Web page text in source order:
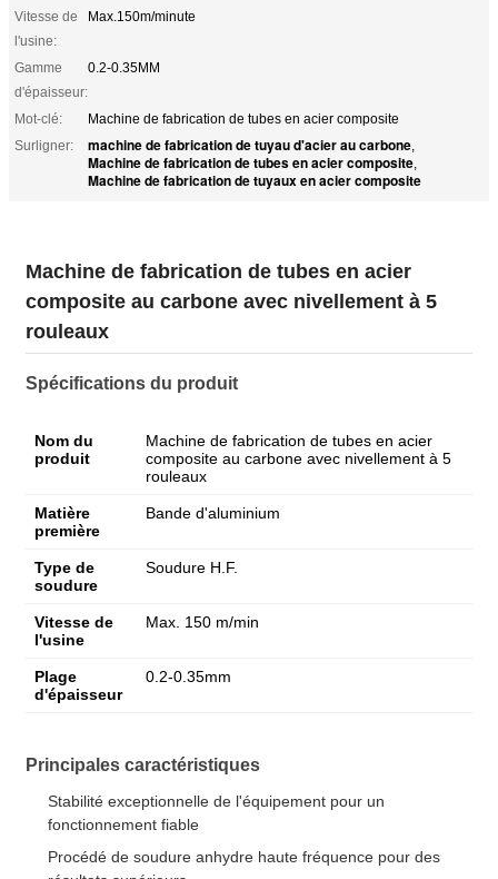
Vitesse de
l'usine:
Max.150m/minute
Gamme
d'épaisseur:
0.2-0.35MM
Mot-clé:
Machine de fabrication de tubes en acier composite
Surligner:
machine de fabrication de tuyau d'acier au carbone,
Machine de fabrication de tubes en acier composite,
Machine de fabrication de tuyaux en acier composite
Machine de fabrication de tubes en acier
composite au carbone avec nivellement à 5
rouleaux
Spécifications du produit
Nom du
produit
Machine de fabrication de tubes en acier
composite au carbone avec nivellement à 5
rouleaux
Matière
première
Bande d'aluminium
Type de
soudure
Soudure H.F.
Vitesse de
l'usine
Max. 150 m/min
Plage
d'épaisseur
0.2-0.35mm
Principales caractéristiques
Stabilité exceptionnelle de l'équipement pour un
fonctionnement fiable
Procédé de soudure anhydre haute fréquence pour des